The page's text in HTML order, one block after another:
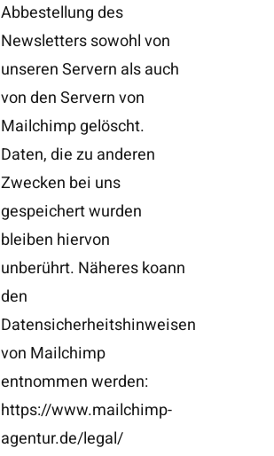
Abbestellung des
Newsletters sowohl von
unseren Servern als auch
von den Servern von
Mailchimp gelöscht.
Daten, die zu anderen
Zwecken bei uns
gespeichert wurden
bleiben hiervon
unberührt. Näheres koann
den
Datensicherheitshinweisen
von Mailchimp
entnommen werden:
https://www.mailchimp-
agentur.de/legal/